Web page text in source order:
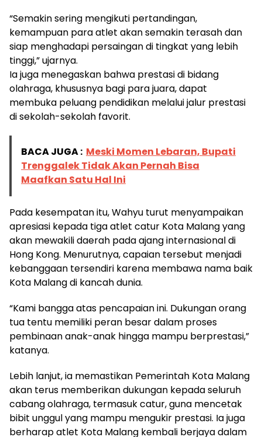
“Semakin sering mengikuti pertandingan,
kemampuan para atlet akan semakin terasah dan
siap menghadapi persaingan di tingkat yang lebih
tinggi,” ujarnya.
Ia juga menegaskan bahwa prestasi di bidang
olahraga, khususnya bagi para juara, dapat
membuka peluang pendidikan melalui jalur prestasi
di sekolah-sekolah favorit.
BACA JUGA : Meski Momen Lebaran, Bupati
Trenggalek Tidak Akan Pernah Bisa
Maafkan Satu Hal Ini
Pada kesempatan itu, Wahyu turut menyampaikan
apresiasi kepada tiga atlet catur Kota Malang yang
akan mewakili daerah pada ajang internasional di
Hong Kong. Menurutnya, capaian tersebut menjadi
kebanggaan tersendiri karena membawa nama baik
Kota Malang di kancah dunia.
“Kami bangga atas pencapaian ini. Dukungan orang
tua tentu memiliki peran besar dalam proses
pembinaan anak-anak hingga mampu berprestasi,”
katanya.
Lebih lanjut, ia memastikan Pemerintah Kota Malang
akan terus memberikan dukungan kepada seluruh
cabang olahraga, termasuk catur, guna mencetak
bibit unggul yang mampu mengukir prestasi. Ia juga
berharap atlet Kota Malang kembali berjaya dalam